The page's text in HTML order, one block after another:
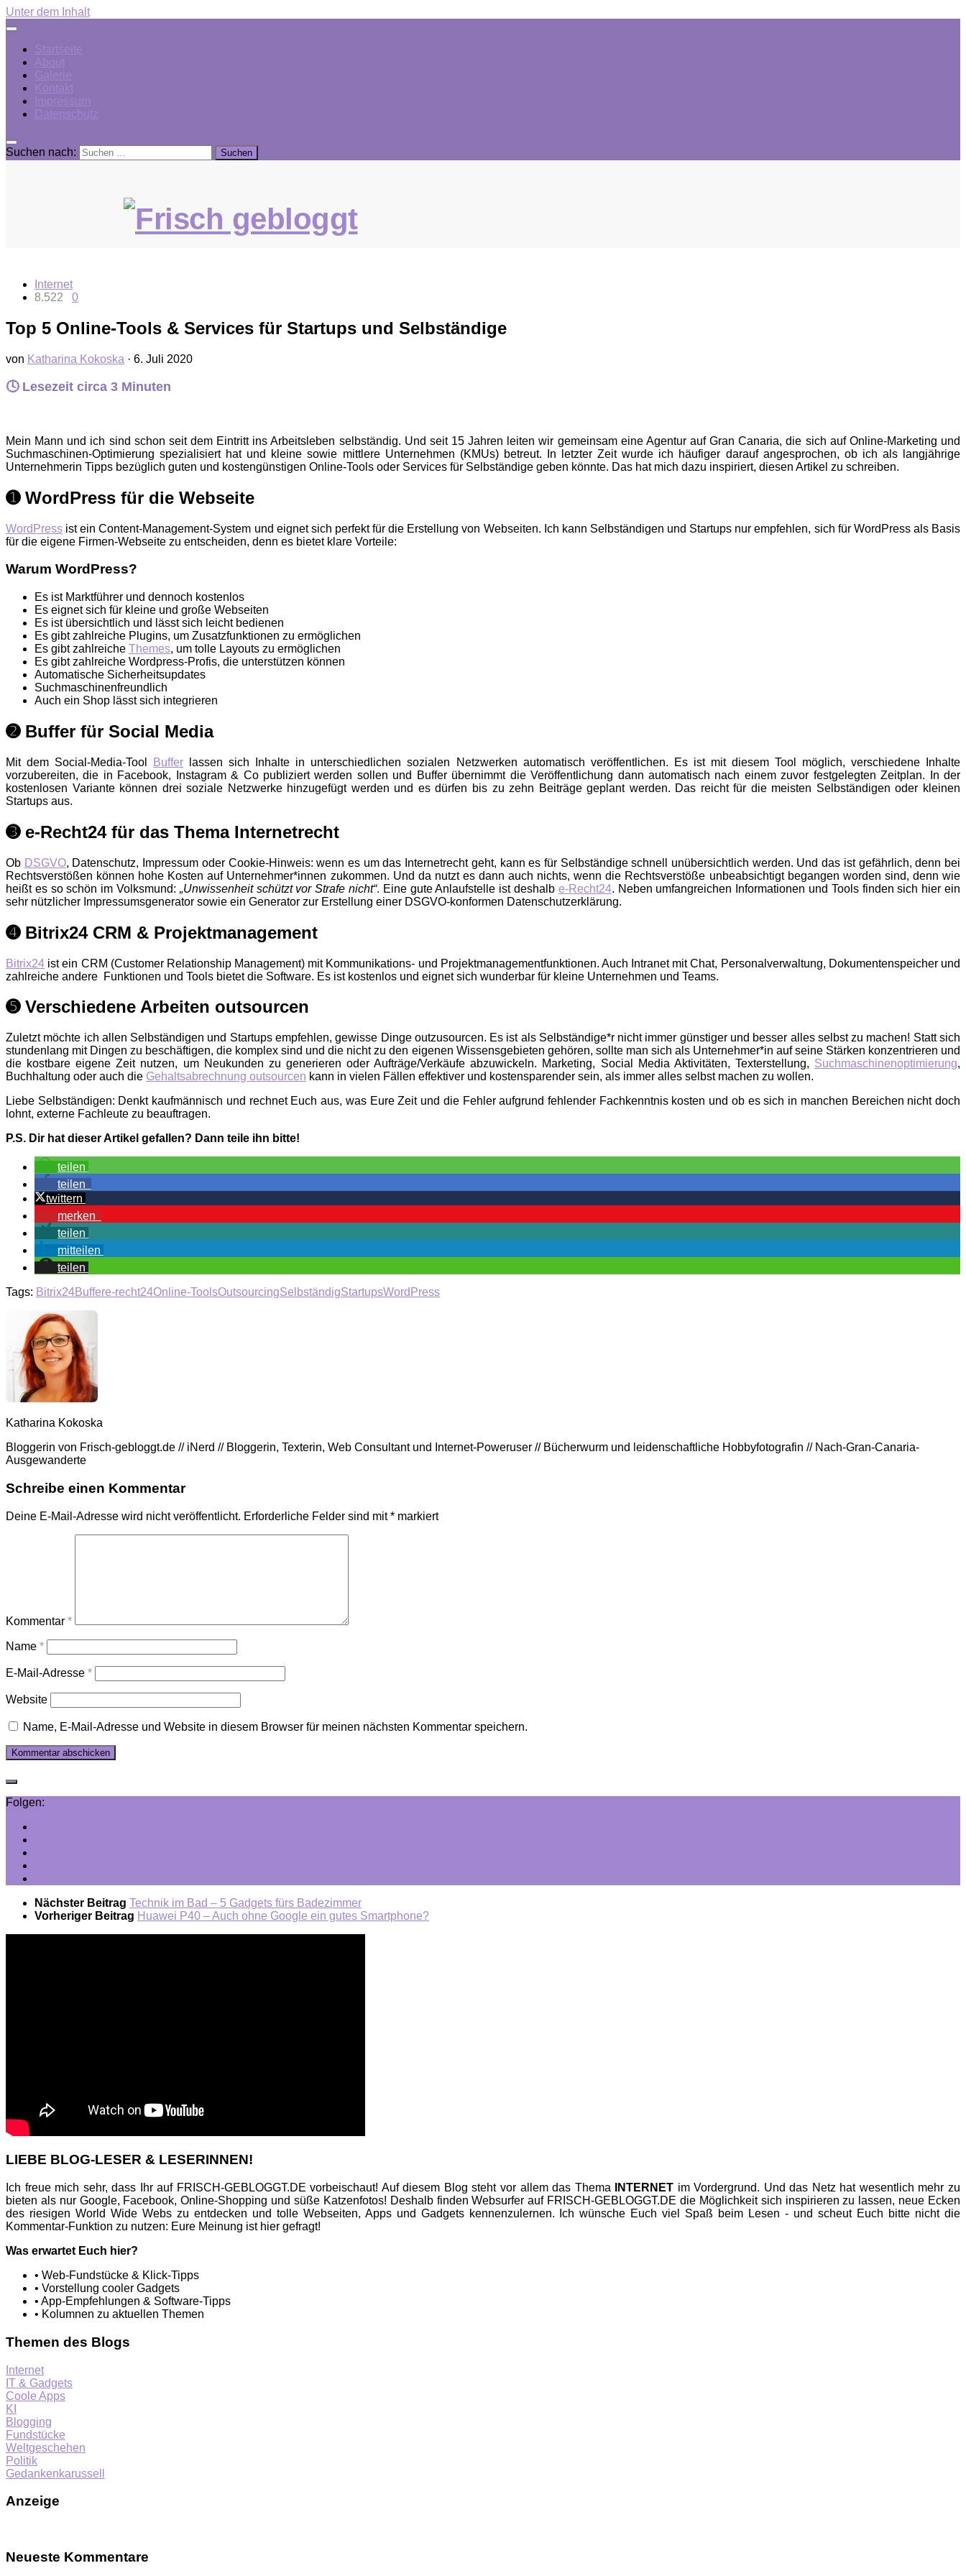
Unter dem Inhalt
Startseite
About
Galerie
Kontakt
Impressum
Datenschutz
Suchen nach:
Internet
8.522 0
Top 5 Online-Tools & Services für Startups und Selbständige
von Katharina Kokoska · 6. Juli 2020
🕓 Lesezeit circa 3 Minuten
Mein Mann und ich sind schon seit dem Eintritt ins Arbeitsleben selbständig. Und seit 15 Jahren leiten wir gemeinsam eine Agentur auf Gran Canaria, die sich auf Online-Marketing und
Suchmaschinen-Optimierung spezialisiert hat und kleine sowie mittlere Unternehmen (KMUs) betreut. In letzter Zeit wurde ich häufiger darauf angesprochen, ob ich als langjährige
Unternehmerin Tipps bezüglich guten und kostengünstigen Online-Tools oder Services für Selbständige geben könnte. Das hat mich dazu inspiriert, diesen Artikel zu schreiben.
➊ WordPress für die Webseite
WordPress ist ein Content-Management-System und eignet sich perfekt für die Erstellung von Webseiten. Ich kann Selbständigen und Startups nur empfehlen, sich für WordPress als Basis
für die eigene Firmen-Webseite zu entscheiden, denn es bietet klare Vorteile:
Warum WordPress?
Es ist Marktführer und dennoch kostenlos
Es eignet sich für kleine und große Webseiten
Es ist übersichtlich und lässt sich leicht bedienen
Es gibt zahlreiche Plugins, um Zusatzfunktionen zu ermöglichen
Es gibt zahlreiche Themes, um tolle Layouts zu ermöglichen
Es gibt zahlreiche Wordpress-Profis, die unterstützen können
Automatische Sicherheitsupdates
Suchmaschinenfreundlich
Auch ein Shop lässt sich integrieren
➋ Buffer für Social Media
Mit dem Social-Media-Tool Buffer lassen sich Inhalte in unterschiedlichen sozialen Netzwerken automatisch veröffentlichen. Es ist mit diesem Tool möglich, verschiedene Inhalte
vorzubereiten, die in Facebook, Instagram & Co publiziert werden sollen und Buffer übernimmt die Veröffentlichung dann automatisch nach einem zuvor festgelegten Zeitplan. In der
kostenlosen Variante können drei soziale Netzwerke hinzugefügt werden und es dürfen bis zu zehn Beiträge geplant werden. Das reicht für die meisten Selbständigen oder kleinen
Startups aus.
➌ e-Recht24 für das Thema Internetrecht
Ob DSGVO, Datenschutz, Impressum oder Cookie-Hinweis: wenn es um das Internetrecht geht, kann es für Selbständige schnell unübersichtlich werden. Und das ist gefährlich, denn bei
Rechtsverstößen können hohe Kosten auf Unternehmer*innen zukommen. Und da nutzt es dann auch nichts, wenn die Rechtsverstöße unbeabsichtigt begangen worden sind, denn wie
heißt es so schön im Volksmund: „Unwissenheit schützt vor Strafe nicht“. Eine gute Anlaufstelle ist deshalb e-Recht24. Neben umfangreichen Informationen und Tools finden sich hier ein
sehr nützlicher Impressumsgenerator sowie ein Generator zur Erstellung einer DSGVO-konformen Datenschutzerklärung.
➍ Bitrix24 CRM & Projektmanagement
Bitrix24 ist ein CRM (Customer Relationship Management) mit Kommunikations- und Projektmanagementfunktionen. Auch Intranet mit Chat, Personalverwaltung, Dokumentenspeicher und
zahlreiche andere Funktionen und Tools bietet die Software. Es ist kostenlos und eignet sich wunderbar für kleine Unternehmen und Teams.
➎ Verschiedene Arbeiten outsourcen
Zuletzt möchte ich allen Selbständigen und Startups empfehlen, gewisse Dinge outzusourcen. Es ist als Selbständige*r nicht immer günstiger und besser alles selbst zu machen! Statt sich
stundenlang mit Dingen zu beschäftigen, die komplex sind und die nicht zu den eigenen Wissensgebieten gehören, sollte man sich als Unternehmer*in auf seine Stärken konzentrieren und
die kostbare eigene Zeit nutzen, um Neukunden zu generieren oder Aufträge/Verkäufe abzuwickeln. Marketing, Social Media Aktivitäten, Texterstellung, Suchmaschinenoptimierung,
Buchhaltung oder auch die Gehaltsabrechnung outsourcen kann in vielen Fällen effektiver und kostensparender sein, als immer alles selbst machen zu wollen.
Liebe Selbständigen: Denkt kaufmännisch und rechnet Euch aus, was Eure Zeit und die Fehler aufgrund fehlender Fachkenntnis kosten und ob es sich in manchen Bereichen nicht doch
lohnt, externe Fachleute zu beauftragen.
P.S. Dir hat dieser Artikel gefallen? Dann teile ihn bitte!
teilen
teilen
twittern
merken
teilen
mitteilen
teilen
Tags: Bitrix24Buffere-recht24Online-ToolsOutsourcingSelbständigStartupsWordPress
Katharina Kokoska
Bloggerin von Frisch-gebloggt.de // iNerd // Bloggerin, Texterin, Web Consultant und Internet-Poweruser // Bücherwurm und leidenschaftliche Hobbyfotografin // Nach-Gran-Canaria-
Ausgewanderte
Schreibe einen Kommentar
Deine E-Mail-Adresse wird nicht veröffentlicht. Erforderliche Felder sind mit* markiert
Kommentar *
Name *
E-Mail-Adresse *
Website
Name, E-Mail-Adresse und Website in diesem Browser für meinen nächsten Kommentar speichern.
Folgen:
Nächster Beitrag Technik im Bad – 5 Gadgets fürs Badezimmer
Vorheriger Beitrag Huawei P40 – Auch ohne Google ein gutes Smartphone?
LIEBE BLOG-LESER & LESERINNEN!
Ich freue mich sehr, dass Ihr auf FRISCH-GEBLOGGT.DE vorbeischaut! Auf diesem Blog steht vor allem das Thema INTERNET im Vordergrund. Und das Netz hat wesentlich mehr zu
bieten als nur Google, Facebook, Online-Shopping und süße Katzenfotos! Deshalb finden Websurfer auf FRISCH-GEBLOGGT.DE die Möglichkeit sich inspirieren zu lassen, neue Ecken
des riesigen World Wide Webs zu entdecken und tolle Webseiten, Apps und Gadgets kennenzulernen. Ich wünsche Euch viel Spaß beim Lesen - und scheut Euch bitte nicht die
Kommentar-Funktion zu nutzen: Eure Meinung ist hier gefragt!
Was erwartet Euch hier?
• Web-Fundstücke & Klick-Tipps
• Vorstellung cooler Gadgets
• App-Empfehlungen & Software-Tipps
• Kolumnen zu aktuellen Themen
Themen des Blogs
Internet
IT & Gadgets
Coole Apps
KI
Blogging
Fundstücke
Weltgeschehen
Politik
Gedankenkarussell
Anzeige
Neueste Kommentare